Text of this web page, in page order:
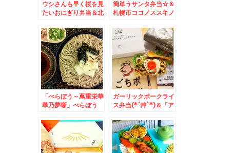
ウシさんも早く桜を見
たいおにぎり弁当＆北
ン一つ星連続受賞「う
なぎ かどわき」さん
で鰻丼満喫♪
簡単うサンタ弁当☆＆
札幌市ココノススキノ
室はなまる」さん横テ
イクアウト海鮮丼と
「網走生白魚」激ウマ
っ！！でもって格安に
北海道の旬のお魚買え
ます(*´艸`*)
「べらぼう～蔦重栄華
華乃夢噺」べらぼう
写楽と喜多川歌麿♪お
ろし蕎麦と冷ややっこ
♪
ガーリックポークライ
ス弁当(*´艸`*)＆「ア
「ごちポ」くんグッズ
がめちゃめちゃおしゃ
れで使いやすい～＾＾
♪